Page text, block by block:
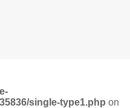
single-type1.php on